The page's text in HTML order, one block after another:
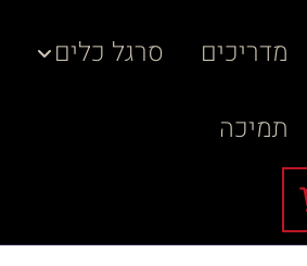
מדריכים
סרגל כלים
תמיכה